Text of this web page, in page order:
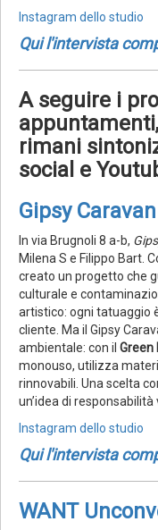
Instagram dello studio
Qui l'intervista
A seguire i
rimani
social e
Gipsy
In via Brugnoli 8 a-b,
Milena S e Filippo Bart.
creato un progetto che
culturale e
artistico: ogni tatuaggio
cliente. Ma il Gipsy
ambientale: con il Green
monouso, utilizza
rinnovabili. Una scelta
un’idea di
Instagram dello studio
Qui l'intervista
WANT